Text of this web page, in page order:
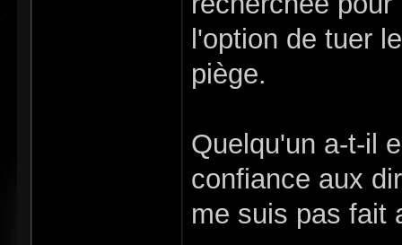
l'option de tuer
piège.
Quelqu'un a-t-il
confiance aux
me suis pas fait